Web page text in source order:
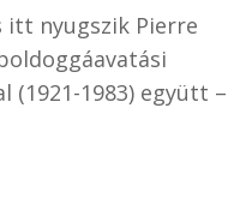
itt nyugszik Pierre
(1921-1983) együtt –